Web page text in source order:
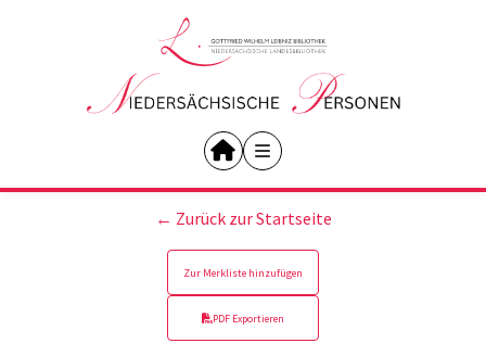
← Zurück zur Startseite
Zur Merkliste hinzufügen
PDF Exportieren